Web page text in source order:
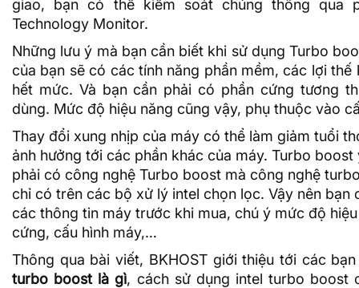
giao, bạn có thể kiểm soát chúng thông qua
Technology Monitor.
Những lưu ý mà bạn cần biết khi sử dụng Turbo
của bạn sẽ có các tính năng phần mềm, các lợi thế
hết mức. Và bạn cần phải có phần cứng tương
dùng. Mức độ hiệu năng cũng vậy, phụ thuộc vào
Thay đổi xung nhịp của máy có thể làm giảm tuổi
ảnh hưởng tới các phần khác của máy. Turbo
phải có công nghệ Turbo boost mà công nghệ
chỉ có trên các bộ xử lý intel chọn lọc. Vậy nên bạn
các thông tin máy trước khi mua, chú ý mức độ
cứng, cấu hình máy,…
Thông qua bài viết, BKHOSTgiới thiệu tới các
turbo boost là gì, cách sử dụng intel turbo boost